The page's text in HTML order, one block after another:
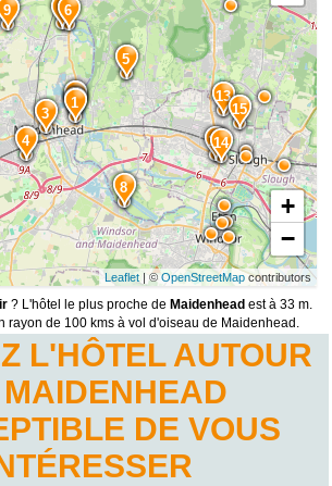
15
14
13
12
9
8
76
5
4
3
2
1
+
−
Leaflet| ©OpenStreetMapcontributors
? L'hôtel le plus proche de Maidenhead est à 33 m.
rayon de 100 kms à vol d'oiseau de Maidenhead.
L'HÔTEL AUTOUR
DE VOUS